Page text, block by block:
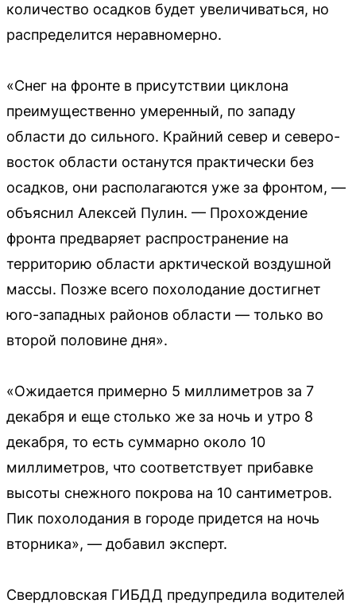
количество осадков будет увеличиваться, но
распределится неравномерно.
«Снег на фронте в присутствии циклона
преимущественно умеренный, по западу
области до сильного. Крайний север и северо-
восток области останутся практически без
осадков, они располагаются уже за фронтом, —
объяснил Алексей Пулин. — Прохождение
фронта предваряет распространение на
территорию области арктической воздушной
массы. Позже всего похолодание достигнет
юго-западных районов области — только во
второй половине дня».
«Ожидается примерно 5 миллиметров за 7
декабря и еще столько же за ночь и утро 8
декабря, то есть суммарно около 10
миллиметров, что соответствует прибавке
высоты снежного покрова на 10 сантиметров.
Пик похолодания в городе придется на ночь
вторника», — добавил эксперт.
Свердловская ГИБДД предупредила водителей